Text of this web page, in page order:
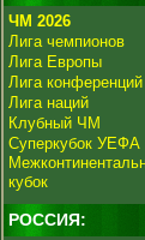
ЧМ 2026
Лига чемпионов
Лига Европы
Лига конференций
Лига наций
Клубный ЧМ
Суперкубок УЕФА
кубок
РОССИЯ: